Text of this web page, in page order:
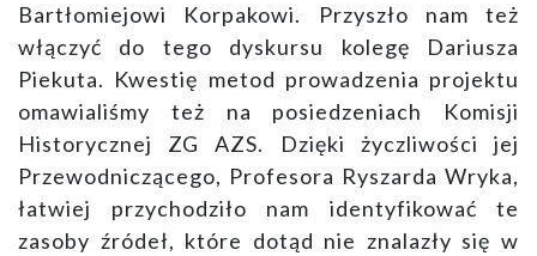
Bartłomiejowi Korpakowi. Przyszło nam też
włączyć do tego dyskursu kolegę Dariusza
Piekuta. Kwestię metod prowadzenia projektu
omawialiśmy też na posiedzeniach Komisji
Historycznej ZG AZS. Dzięki życzliwości jej
Przewodniczącego, Profesora Ryszarda Wryka,
łatwiej przychodziło nam identyfikować te
zasoby źródeł, które dotąd nie znalazły się w